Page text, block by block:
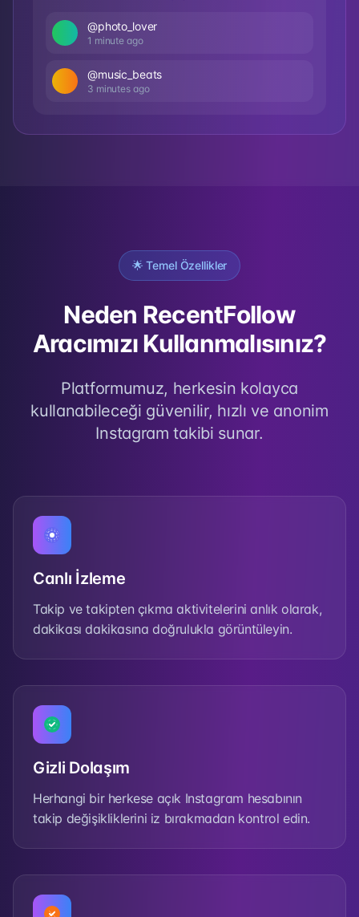
@photo_lover
1 minute ago
@music_beats
3 minutes ago
🌟 Temel Özellikler
Neden RecentFollow
Aracımızı Kullanmalısınız?
Platformumuz, herkesin kolayca
kullanabileceği güvenilir, hızlı ve anonim
Instagram takibi sunar.
Canlı İzleme
Takip ve takipten çıkma aktivitelerini anlık olarak,
dakikası dakikasına doğrulukla görüntüleyin.
Gizli Dolaşım
Herhangi bir herkese açık Instagram hesabının
takip değişikliklerini iz bırakmadan kontrol edin.